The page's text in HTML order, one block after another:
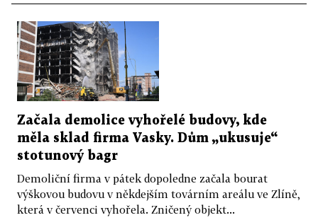
Začala demolice vyhořelé budovy, kde
měla sklad firma Vasky. Dům „ukusuje“
stotunový bagr
Demoliční firma v pátek dopoledne začala bourat
výškovou budovu v někdejším továrním areálu ve Zlíně,
která v červenci vyhořela. Zničený objekt...